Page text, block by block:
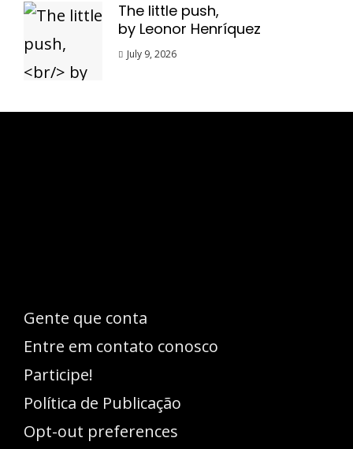
The little push,
by Leonor Henríquez
July 9, 2026
Gente que conta
Entre em contato conosco
Participe!
Política de Publicação
Opt-out preferences